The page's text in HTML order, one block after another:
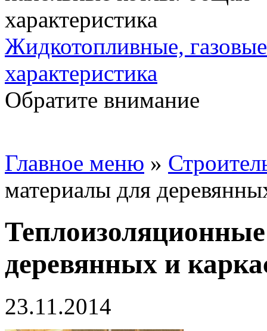
Жидкотопливные,
характеристика
Обратите внимание
Главное меню »
материалы для
деревянных и
23.11.2014